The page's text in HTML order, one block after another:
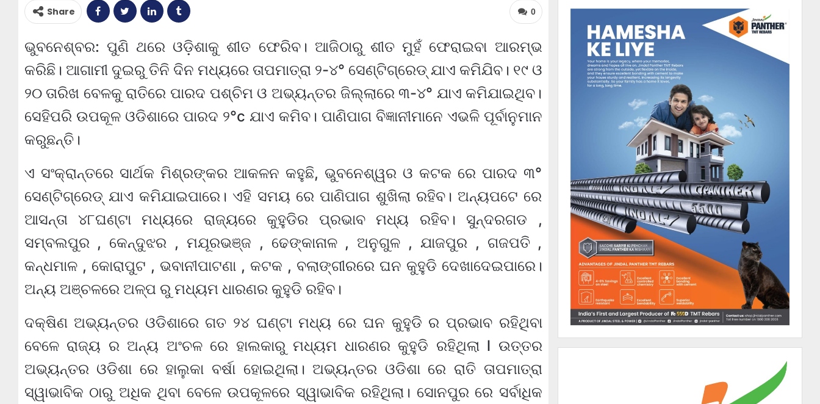
0
Share
ଭୁବନେଶ୍ବର: ପୁଣି ଥରେ ଓଡ଼ିଶାକୁ ଶୀତ ଫେରିବ। ଆଜିଠାରୁ ଶୀତ ମୁହଁ ଫେରାଇବା ଆରମ୍ଭ
କରିଛି। ଆଗାମୀ ଦୁଇରୁ ତିନି ଦିନ ମଧ୍ୟରେ ତାପମାତ୍ରା ୨-୪° ସେଣ୍ଟିଗ୍ରେଡ୍ ଯାଏ କମିଯିବ। ୧୯ ଓ
୨୦ ତାରିଖ ବେଳକୁ ରାତିରେ ପାରଦ ପଶ୍ଚିମ ଓ ଅଭ୍ୟନ୍ତର ଜିଲ୍ଲାରେ ୩-୪° ଯାଏ କମିଯାଇଥିବ।
ସେହିପରି ଉପକୂଳ ଓଡିଶାରେ ପାରଦ ୨°c ଯାଏ କମିବ। ପାଣିପାଗ ବିଜ୍ଞାନୀମାନେ ଏଭଳି ପୂର୍ବାନୁମାନ
କରୁଛନ୍ତି।
ଏ ସଂକ୍ରାନ୍ତରେ ସାର୍ଥକ ମିଶ୍ରଙ୍କର ଆକଳନ କହୁଛି, ଭୁବନେଶ୍ୱର ଓ କଟକ ରେ ପାରଦ ୩°
ସେଣ୍ଟିଗ୍ରେଡ୍ ଯାଏ କମିଯାଇପାରେ। ଏହି ସମୟ ରେ ପାଣିପାଗ ଶୁଖିଲା ରହିବ। ଅନ୍ୟପଟେ ରେ
ଆସନ୍ତା ୪୮ଘଣ୍ଟା ମଧ୍ୟରେ ରାଜ୍ୟରେ କୁହୁଡିର ପ୍ରଭାବ ମଧ୍ୟ ରହିବ। ସୁନ୍ଦରଗଡ ,
ସମ୍ବଲପୁର , କେନ୍ଦୁଝର , ମଯୂରଭଞ୍ଜ , ଢେଙ୍କାନାଳ , ଅନୁଗୁଳ , ଯାଜପୁର , ଗଜପତି ,
କନ୍ଧମାଳ , କୋରାପୁଟ , ଭବାନୀପାଟଣା , କଟକ , ବଲାଙ୍ଗୀରରେ ଘନ କୁହୁଡି ଦେଖାଦେଇପାରେ।
ଅନ୍ୟ ଅଞ୍ଚଳରେ ଅଳ୍ପ ରୁ ମଧ୍ୟମ ଧାରଣର କୁହୁଡି ରହିବ।
ଦକ୍ଷିଣ ଅଭ୍ୟନ୍ତର ଓଡିଶାରେ ଗତ ୨୪ ଘଣ୍ଟା ମଧ୍ୟ ରେ ଘନ କୁହୁଡି ର ପ୍ରଭାବ ରହିଥିବା
ବେଳେ ରାଜ୍ୟ ର ଅନ୍ୟ ଅଂଚଳ ରେ ହାଲକାରୁ ମଧ୍ୟମ ଧାରଣର କୁହୁଡି ରହିଥିଲା l ଉତ୍ତର
ଅଭ୍ୟନ୍ତର ଓଡିଶା ରେ ହାଲୁକା ବର୍ଷା ହୋଇଥିଲା। ଅଭ୍ୟନ୍ତର ଓଡିଶା ରେ ରାତି ତାପମାତ୍ରା
ସ୍ୱାଭାବିକ ଠାରୁ ଅଧିକ ଥିବା ବେଳେ ଉପକୂଳରେ ସ୍ୱାଭାବିକ ରହିଥିଲା। ସୋନପୁର ରେ ସର୍ବାଧିକ